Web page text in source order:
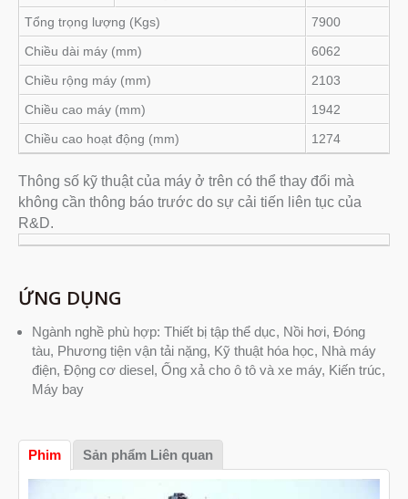
Tổng trọng lượng (Kgs)
7900
Chiều dài máy (mm)
6062
Chiều rộng máy (mm)
2103
Chiều cao máy (mm)
1942
Chiều cao hoạt động (mm)
1274
Thông số kỹ thuật của máy ở trên có thể thay đổi mà
không cần thông báo trước do sự cải tiến liên tục của
R&D.
ỨNG DỤNG
Ngành nghề phù hợp: Thiết bị tập thể dục, Nồi hơi, Đóng
tàu, Phương tiện vận tải nặng, Kỹ thuật hóa học, Nhà máy
điện, Động cơ diesel, Ống xả cho ô tô và xe máy, Kiến trúc,
Máy bay
Phim Sản phẩm Liên quan